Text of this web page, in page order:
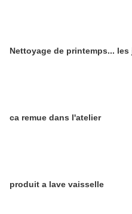
Nettoyage de printemps... les
ca remue dans l'atelier
produit a lave vaisselle